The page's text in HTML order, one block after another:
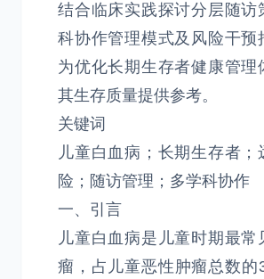
结合临床实践探讨分层随访
科协作管理模式及风险干预
为优化长期生存者健康管理
其生存质量提供参考。
关键词
儿童白血病；长期生存者；
险；随访管理；多学科协作
一、引言
儿童白血病是儿童时期最常
瘤，占儿童恶性肿瘤总数的